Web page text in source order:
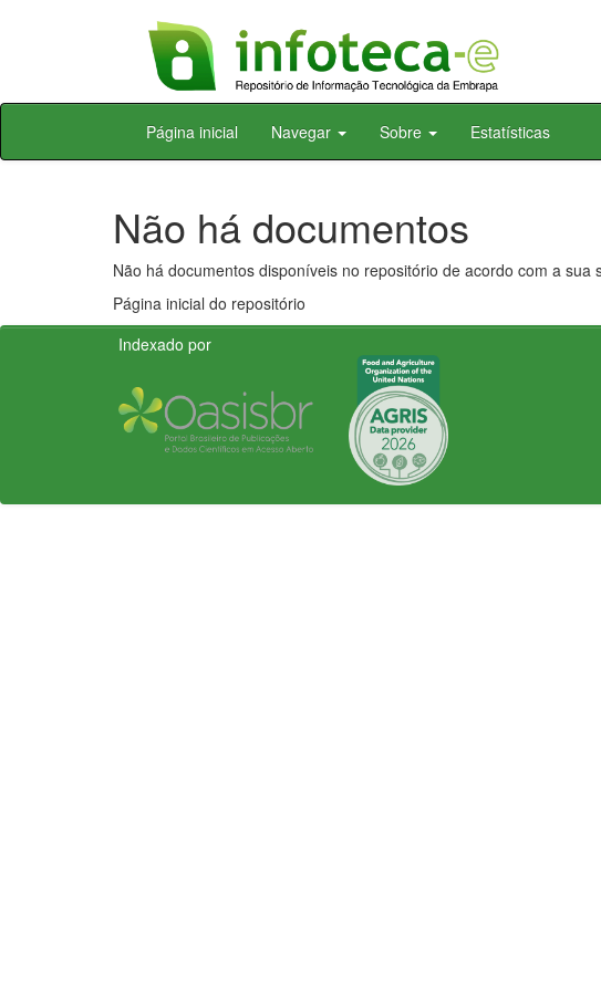
Skip
Página inicial Navegar Sobre Estatísticas
Não há documentos
Não há documentos disponíveis no repositório de acordo com a sua
Página inicial do repositório
Indexado por